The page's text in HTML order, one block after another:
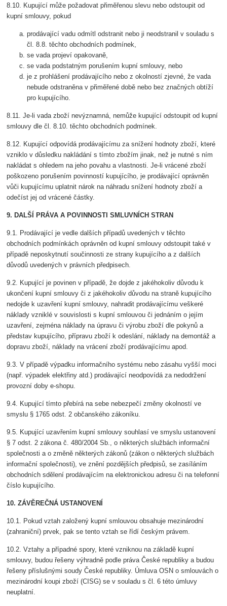
8.10. Kupující může požadovat přiměřenou slevu nebo odstoupit od
kupní smlouvy, pokud
prodávající vadu odmítl odstranit nebo ji neodstranil v souladu s
čl. 8.8. těchto obchodních podmínek,
se vada projeví opakovaně,
se vada podstatným porušením kupní smlouvy, nebo
je z prohlášení prodávajícího nebo z okolností zjevné, že vada
nebude odstraněna v přiměřené době nebo bez značných obtíží
pro kupujícího.
8.11. Je-li vada zboží nevýznamná, nemůže kupující odstoupit od kupní
smlouvy dle čl. 8.10. těchto obchodních podmínek.
8.12. Kupující odpovídá prodávajícímu za snížení hodnoty zboží, které
vzniklo v důsledku nakládání s tímto zbožím jinak, než je nutné s ním
nakládat s ohledem na jeho povahu a vlastnosti. Je-li vrácené zboží
poškozeno porušením povinností kupujícího, je prodávající oprávněn
vůči kupujícímu uplatnit nárok na náhradu snížení hodnoty zboží a
odečíst jej od vrácené částky.
9. DALŠÍ PRÁVA A POVINNOSTI SMLUVNÍCH STRAN
9.1. Prodávající je vedle dalších případů uvedených v těchto
obchodních podmínkách oprávněn od kupní smlouvy odstoupit také v
případě neposkytnutí součinnosti ze strany kupujícího a z dalších
důvodů uvedených v právních předpisech.
9.2. Kupující je povinen v případě, že dojde z jakéhokoliv důvodu k
ukončení kupní smlouvy či z jakéhokoliv důvodu na straně kupujícího
nedojde k uzavření kupní smlouvy, nahradit prodávajícímu veškeré
náklady vzniklé v souvislosti s kupní smlouvou či jednáním o jejím
uzavření, zejména náklady na úpravu či výrobu zboží dle pokynů a
představ kupujícího, přípravu zboží k odeslání, náklady na demontáž a
dopravu zboží, náklady na vrácení zboží prodávajícímu apod.
9.3. V případě výpadku informačního systému nebo zásahu vyšší moci
(např. výpadek elektřiny atd.) prodávající neodpovídá za nedodržení
provozní doby e-shopu.
9.4. Kupující tímto přebírá na sebe nebezpečí změny okolností ve
smyslu § 1765 odst. 2 občanského zákoníku.
9.5. Kupující uzavřením kupní smlouvy souhlasí ve smyslu ustanovení
§ 7 odst. 2 zákona č. 480/2004 Sb., o některých službách informační
společnosti a o změně některých zákonů (zákon o některých službách
informační společnosti), ve znění pozdějších předpisů, se zasíláním
obchodních sdělení prodávajícím na elektronickou adresu či na telefonní
číslo kupujícího.
10. ZÁVĚREČNÁ USTANOVENÍ
10.1. Pokud vztah založený kupní smlouvou obsahuje mezinárodní
(zahraniční) prvek, pak se tento vztah se řídí českým právem.
10.2. Vztahy a případné spory, které vzniknou na základě kupní
smlouvy, budou řešeny výhradně podle práva České republiky a budou
řešeny příslušnými soudy České republiky. Úmluva OSN o smlouvách o
mezinárodní koupi zboží (CISG) se v souladu s čl. 6 této úmluvy
neuplatní.